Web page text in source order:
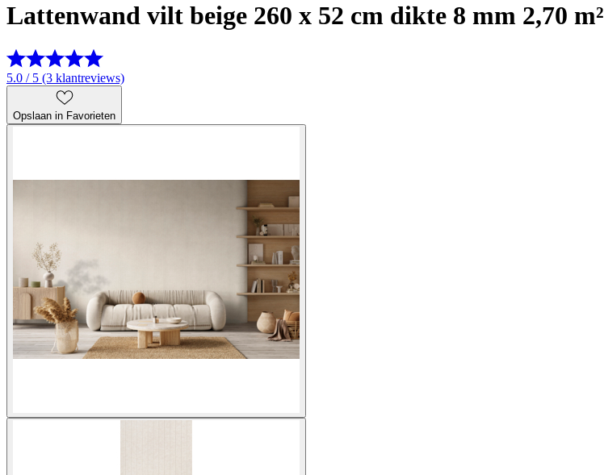
Lattenwand vilt beige 260 x 52 cm dikte 8 mm 2,70 m²
5.0 / 5 (3 klantreviews)
Opslaan in Favorieten